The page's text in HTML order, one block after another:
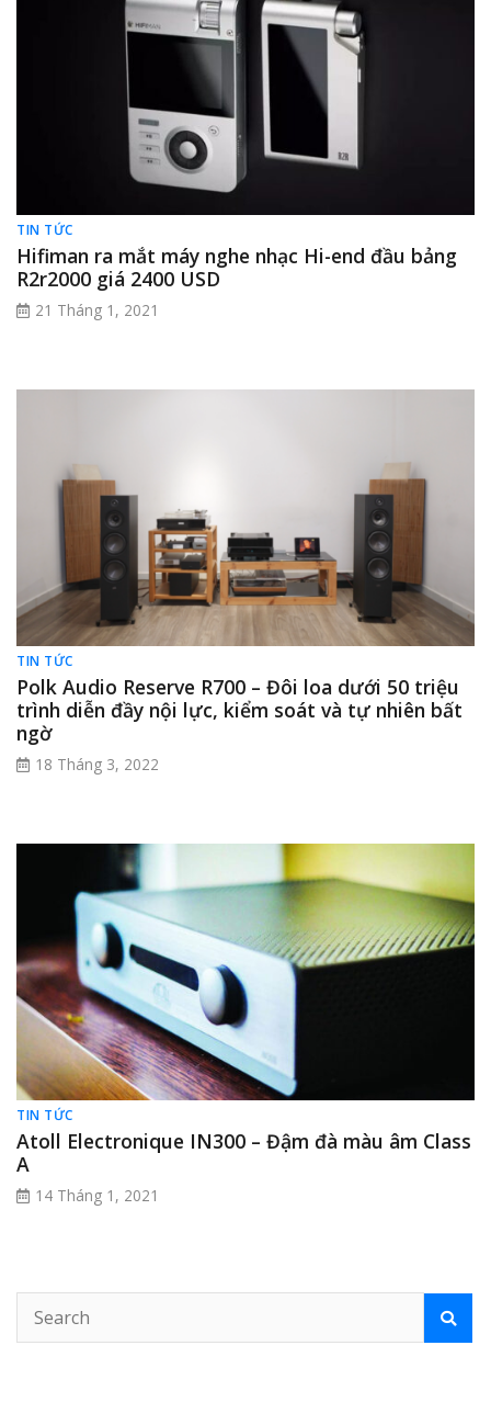
TIN TỨC
Hifiman ra mắt máy nghe nhạc Hi-end đầu bảng
R2r2000 giá 2400 USD
21 Tháng 1, 2021
TIN TỨC
Polk Audio Reserve R700 – Đôi loa dưới 50 triệu
trình diễn đầy nội lực, kiểm soát và tự nhiên bất
ngờ
18 Tháng 3, 2022
TIN TỨC
Atoll Electronique IN300 – Đậm đà màu âm Class
A
14 Tháng 1, 2021